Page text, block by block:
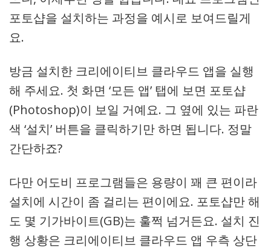
포토샵을 설치하는 과정을 예시로 보여드릴게
요.
방금 설치한 크리에이티브 클라우드 앱을 실행
해 주세요. 첫 화면 ‘모든 앱’ 탭에 보면 포토샵
(Photoshop)이 보일 거예요. 그 옆에 있는 파란
색 ‘설치’ 버튼을 클릭하기만 하면 됩니다. 정말
간단하죠?
다만 어도비 프로그램들은 용량이 꽤 큰 편이라
설치에 시간이 좀 걸리는 편이에요. 포토샵만 해
도 몇 기가바이트(GB)는 훌쩍 넘거든요. 설치 진
행 상황은 크리에이티브 클라우드 앱 우측 상단